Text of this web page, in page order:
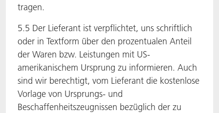
tragen.
5.5 Der Lieferant ist verpflichtet, uns schriftlich
oder in Textform über den prozentualen Anteil
der Waren bzw. Leistungen mit US-
amerikanischem Ursprung zu informieren. Auch
sind wir berechtigt, vom Lieferant die kostenlose
Vorlage von Ursprungs- und
Beschaffenheitszeugnissen bezüglich der zu